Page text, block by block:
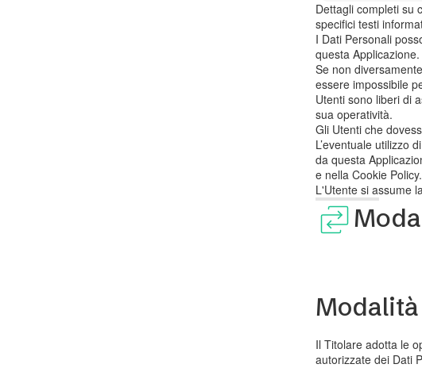
Dettagli completi su
specifici testi
I Dati Personali
questa Applicazione.
Se non
essere impossibile
Utenti sono liberi di
sua operatività.
Gli Utenti che
L’eventuale utilizzo
da questa
e nella Cookie Policy.
L'Utente si assume
Il Titolare adotta le
autorizzate dei Dati